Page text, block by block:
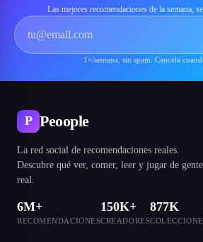
Las mejores recomendaciones de la semana,
1×/semana, sin spam. Cancela
P Peoople
La red social de recomendaciones reales.
Descubre qué ver, comer, leer y jugar de gente
real.
6M+
RECOMENDACIONES
150K+
CREADORES
877K